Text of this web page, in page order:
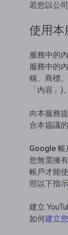
若您以公
使用本
服務中的
服務中的
稱、商標
「內容」)。
向本服務
合本協議
Google 帳
您無需擁有
帳戶才能
照以下指示
建立
如何建立